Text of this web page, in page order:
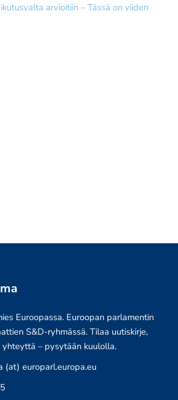
arvioitiin – Tässä on viiden
Euroopassa. Euroopan parlamentin
S&D-ryhmässä. Tilaa uutiskirje,
yhteyttä – pysytään kuulolla.
(at) europarl.europa.eu